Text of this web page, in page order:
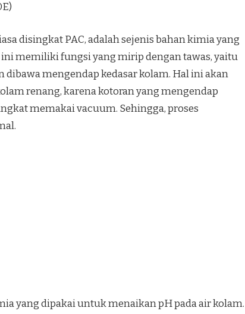
disingkat PAC, adalah sejenis bahan kimia yang
memiliki fungsi yang mirip dengan tawas, yaitu
mengendap kedasar kolam. Hal ini akan
renang, karena kotoran yang mengendap
memakai vacuum. Sehingga, proses
yang dipakai untuk menaikan pH pada air kolam.